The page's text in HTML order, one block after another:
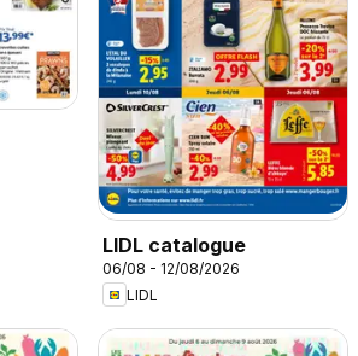
LIDL catalogue
06/08 - 12/08/2026
LIDL